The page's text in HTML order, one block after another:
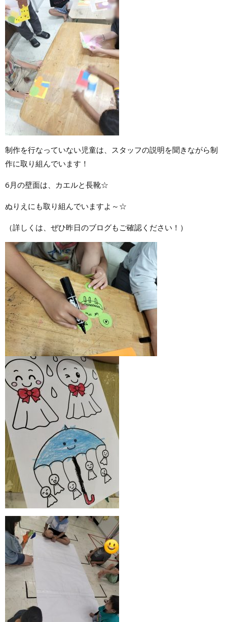
制作を行なっていない児童は、スタッフの説明を聞きながら制
作に取り組んでいます！
6月の壁面は、カエルと長靴☆
ぬりえにも取り組んでいますよ～☆
（詳しくは、ぜひ昨日のブログもご確認ください！）